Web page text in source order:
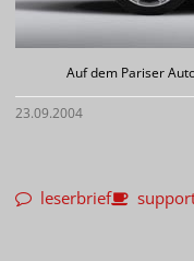
Auf dem Pariser
23.09.2004
leserbrief